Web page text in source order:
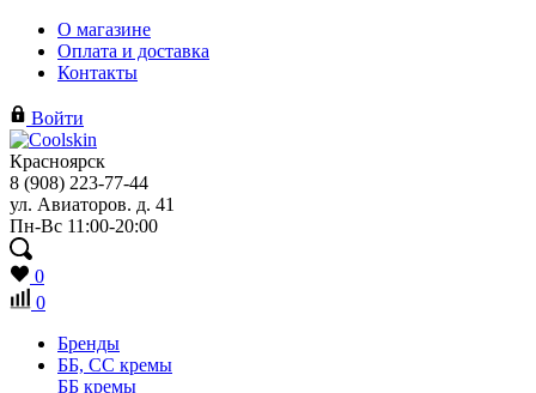
О магазине
Оплата и доставка
Контакты
Войти
Красноярск
8 (908) 223-77-44
ул. Авиаторов. д. 41
Пн-Вс 11:00-20:00
0
0
Бренды
ББ, СС кремы
ББ кремы